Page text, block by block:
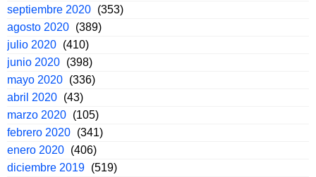
septiembre 2020 (353)
agosto 2020 (389)
julio 2020 (410)
junio 2020 (398)
mayo 2020 (336)
abril 2020 (43)
marzo 2020 (105)
febrero 2020 (341)
enero 2020 (406)
diciembre 2019 (519)